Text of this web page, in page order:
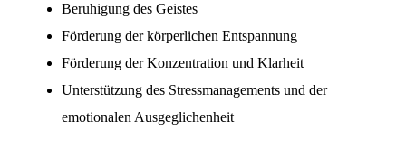
Beruhigung des Geistes
Förderung der körperlichen Entspannung
Förderung der Konzentration und Klarheit
Unterstützung des Stressmanagements und der
emotionalen Ausgeglichenheit